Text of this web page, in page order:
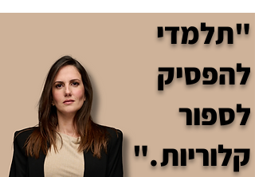
"תלמדי
להפסיק
לספור
קלוריות ."